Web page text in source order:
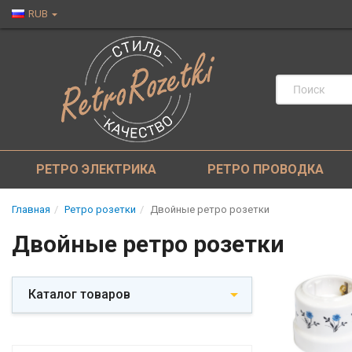
RUB
РЕТРО ЭЛЕКТРИКА РЕТРО ПРОВОДКА
Главная Ретро розетки Двойные ретро розетки
Двойные ретро розетки
Каталог товаров